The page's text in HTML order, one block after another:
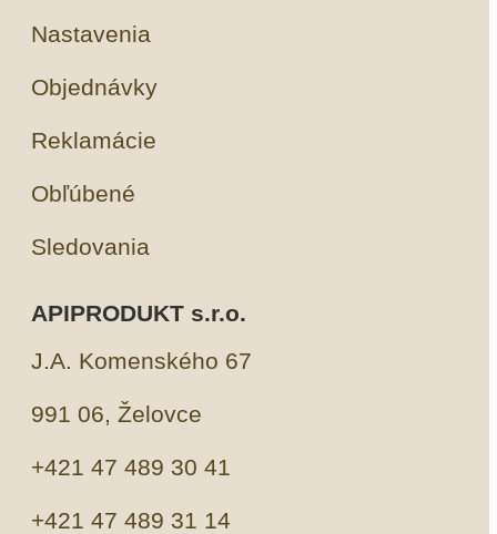
Nastavenia
Objednávky
Reklamácie
Obľúbené
Sledovania
APIPRODUKT s.r.o.
J.A. Komenského 67
991 06, Želovce
+421 47 489 30 41
+421 47 489 31 14